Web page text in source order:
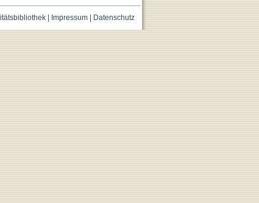
| Impressum| Datenschutz